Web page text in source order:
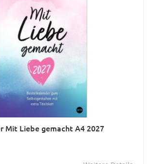
Mit Liebe gemacht A4 2027